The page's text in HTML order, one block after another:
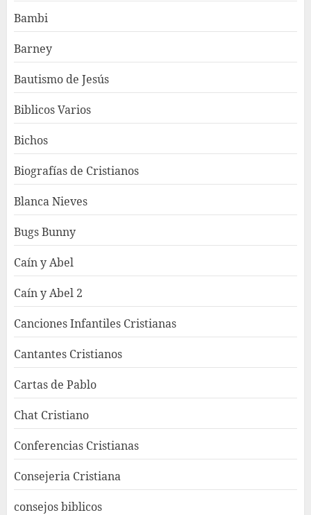
Bambi
Barney
Bautismo de Jesús
Biblicos Varios
Bichos
Biografías de Cristianos
Blanca Nieves
Bugs Bunny
Caín y Abel
Caín y Abel 2
Canciones Infantiles Cristianas
Cantantes Cristianos
Cartas de Pablo
Chat Cristiano
Conferencias Cristianas
Consejeria Cristiana
consejos biblicos